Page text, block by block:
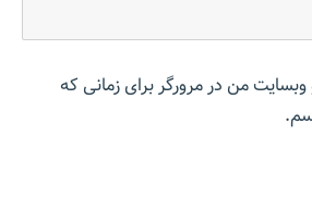
وبسایت من در مرورگر برای زمانی که